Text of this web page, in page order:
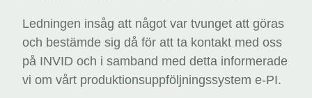
Ledningen insåg att något var tvunget att göras
och bestämde sig då för att ta kontakt med oss
på INVID och i samband med detta informerade
vi om vårt produktionsuppföljningssystem e-PI.